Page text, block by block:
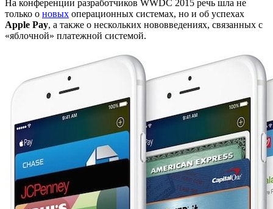
На конференции разработчиков WWDC 2015 речь шла не
только о новых операционных системах, но и об успехах
Apple Pay, а также о нескольких нововведениях, связанных с
«яблочной» платежной системой.